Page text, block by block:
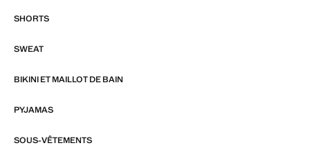
SHORTS
SWEAT
BIKINI ET MAILLOT DE BAIN
PYJAMAS
SOUS-VÊTEMENTS